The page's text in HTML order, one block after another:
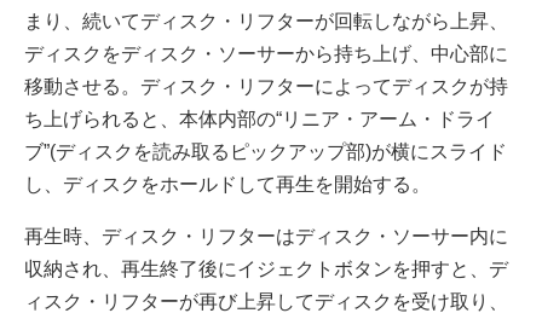
まり、続いてディスク・リフターが回転しながら上昇、
ディスクをディスク・ソーサーから持ち上げ、中心部に
移動させる。ディスク・リフターによってディスクが持
ち上げられると、本体内部の“リニア・アーム・ドライ
ブ”(ディスクを読み取るピックアップ部)が横にスライド
し、ディスクをホールドして再生を開始する。
再生時、ディスク・リフターはディスク・ソーサー内に
収納され、再生終了後にイジェクトボタンを押すと、デ
ィスク・リフターが再び上昇してディスクを受け取り、